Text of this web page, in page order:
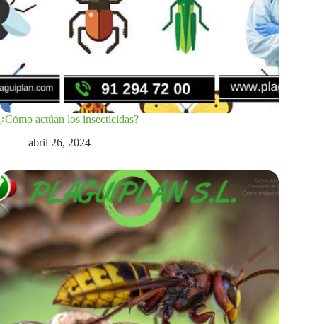
¿Cómo actúan los insecticidas?
abril 26, 2024